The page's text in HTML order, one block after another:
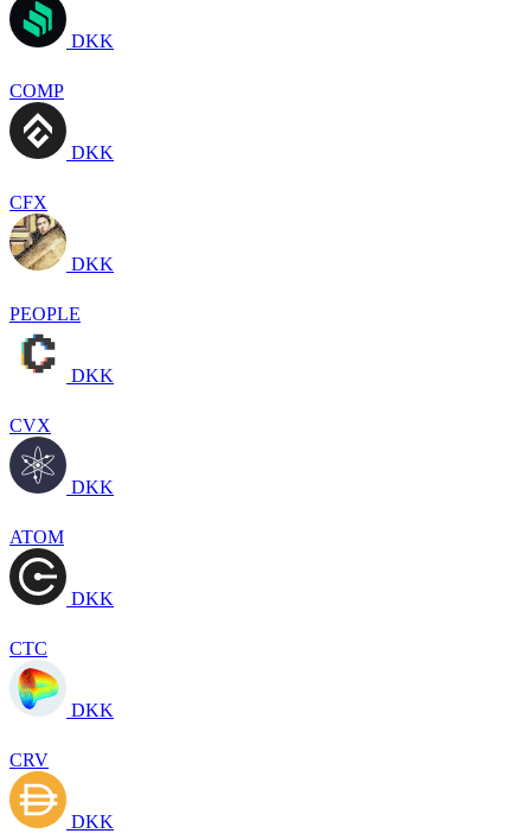
DKK
COMP
DKK
CFX
DKK
PEOPLE
DKK
CVX
DKK
ATOM
DKK
CTC
DKK
CRV
DKK